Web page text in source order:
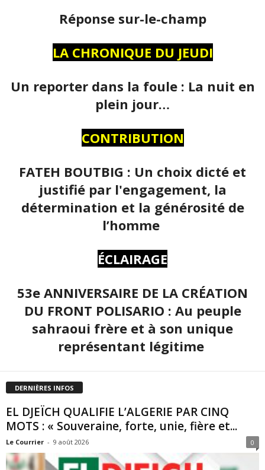
Réponse sur-le-champ
LA CHRONIQUE DU JEUDI
Un reporter dans la foule : La nuit en
plein jour…
CONTRIBUTION
FATEH BOUTBIG : Un choix dicté et
justifié par l'engagement, la
détermination et la générosité de
l’homme
ÉCLAIRAGE
53e ANNIVERSAIRE DE LA CRÉATION
DU FRONT POLISARIO : Au peuple
sahraoui frère et à son unique
représentant légitime
DERNIÈRES INFOS
EL DJEÏCH QUALIFIE L’ALGERIE PAR CINQ
MOTS : « Souveraine, forte, unie, fière et...
Le Courrier - 9 août 2026 0